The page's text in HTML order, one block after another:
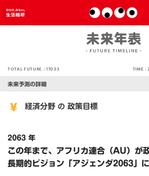
TOTAL FUTURE :17033 TIME :
未来予測の詳細
経済分野 の 政策目標
2063 年
この年まで、アフリカ連合（AU）が
長期的ビジョン「アジェンダ2063」